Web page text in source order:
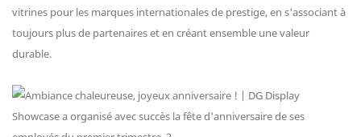
vitrines pour les marques internationales de prestige, en s'associant à
toujours plus de partenaires et en créant ensemble une valeur
durable.